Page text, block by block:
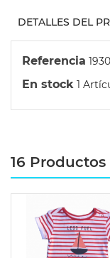
DETALLES DEL
Referencia
En stock 1
16 Productos